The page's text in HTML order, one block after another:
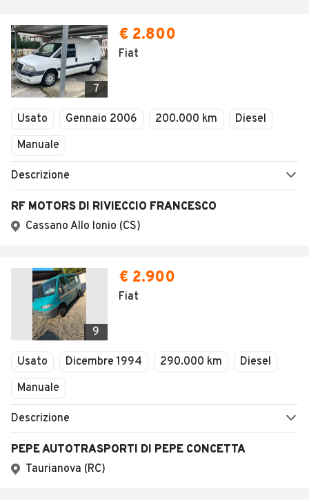
7
€ 2.800
Fiat
Usato Gennaio 2006 200.000 km
Diesel
Manuale
Descrizione
RF MOTORS DI RIVIECCIO FRANCESCO
Cassano Allo Ionio (CS)
9
€ 2.900
Fiat
Usato Dicembre 1994 290.000 km
Diesel
Manuale
Descrizione
PEPE AUTOTRASPORTI DI PEPE CONCETTA
Taurianova (RC)